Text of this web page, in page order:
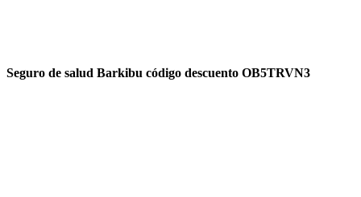
Seguro de salud Barkibu código descuento OB5TRVN3